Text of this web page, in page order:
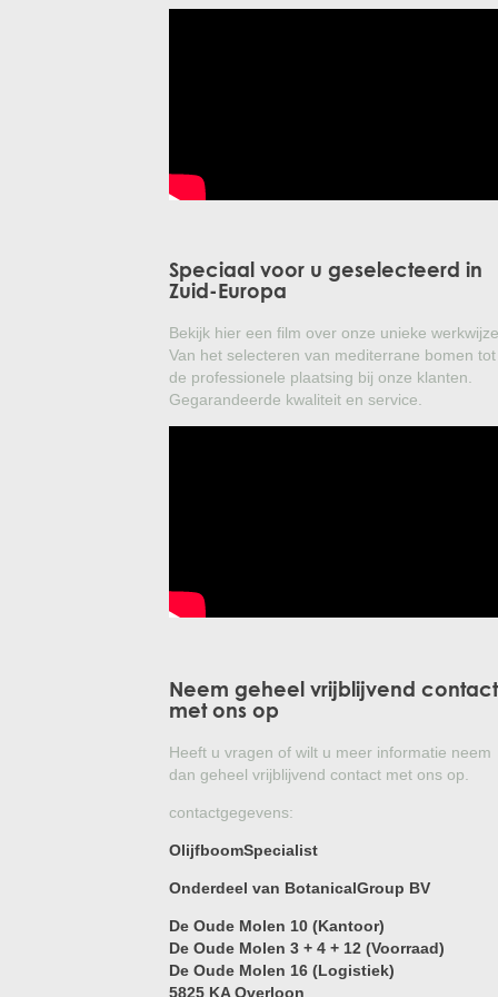
Speciaal voor u geselecteerd in
Zuid-Europa
Bekijk hier een film over onze unieke werkwijze.
Van het selecteren van mediterrane bomen tot
de professionele plaatsing bij onze klanten.
Gegarandeerde kwaliteit en service.
Neem geheel vrijblijvend contact
met ons op
Heeft u vragen of wilt u meer informatie neem
dan geheel vrijblijvend contact met ons op.
contactgegevens:
OlijfboomSpecialist
Onderdeel van BotanicalGroup BV
De Oude Molen 10 (Kantoor)
De Oude Molen 3 + 4 + 12 (Voorraad)
De Oude Molen 16 (Logistiek)
5825 KA Overloon